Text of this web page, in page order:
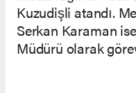
Kuzudişli atandı.
Serkan Karaman
Müdürü olarak